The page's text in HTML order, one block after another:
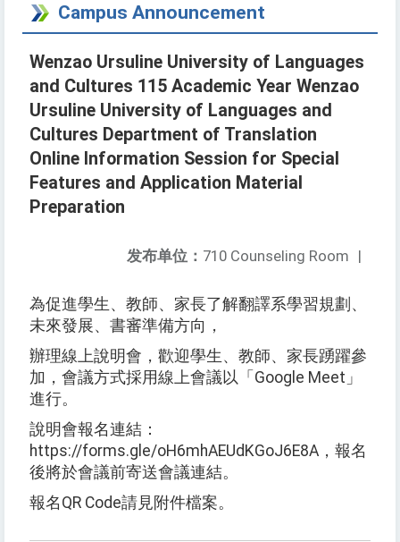
Campus Announcement
Wenzao Ursuline University of Languages
and Cultures 115 Academic Year Wenzao
Ursuline University of Languages and
Cultures Department of Translation
Online Information Session for Special
Features and Application Material
Preparation
发布单位： 710 Counseling Room |
為促進學生、教師、家長了解翻譯系學習規劃、
未來發展、書審準備方向，
辦理線上說明會，歡迎學生、教師、家長踴躍參
加，會議方式採用線上會議以「Google Meet」
進行。
說明會報名連結：
https://forms.gle/oH6mhAEUdKGoJ6E8A，報名
後將於會議前寄送會議連結。
報名QR Code請見附件檔案。